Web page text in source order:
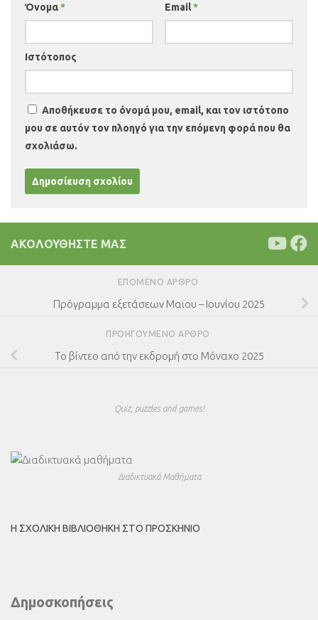
Όνομα* Email*
Ιστότοπος
Αποθήκευσε το όνομά μου, email, και τον ιστότοπο
μου σε αυτόν τον πλοηγό για την επόμενη φορά που θα
σχολιάσω.
ΑΚΟΛΟΥΘΉΣΤΕ ΜΑΣ
ΕΠΌΜΕΝΟ ΆΡΘΡΟ
Πρόγραμμα εξετάσεων Μαϊου – Ιουνίου 2025
ΠΡΟΗΓΟΎΜΕΝΟ ΆΡΘΡΟ
Το βίντεο από την εκδρομή στο Μόναχο 2025
Quiz, puzzles and games!
Διαδικτυακά Μαθήματα
Η ΣΧΟΛΙΚΉ ΒΙΒΛΙΟΘΉΚΗ ΣΤΟ ΠΡΟΣΚΉΝΙΟ
Δημοσκοπήσεις